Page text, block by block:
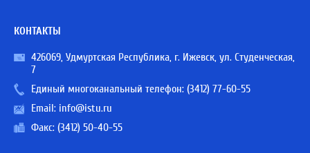
КОНТАКТЫ
426069, Удмуртская Республика, г. Ижевск, ул. Студенческая,
7
Единый многоканальный телефон: (3412) 77-60-55
Email: info@istu.ru
Факс: (3412) 50-40-55